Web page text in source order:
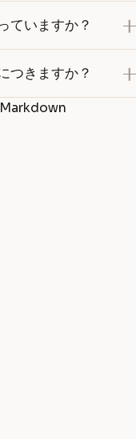
ていますか？
つきますか？